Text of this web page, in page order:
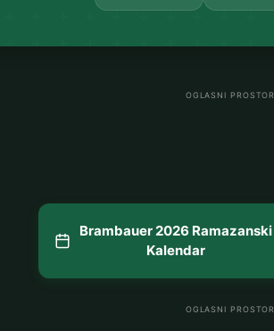
OGLASNI PROSTOR
Brambauer 2026 Ramazanski
Kalendar
OGLASNI PROSTOR